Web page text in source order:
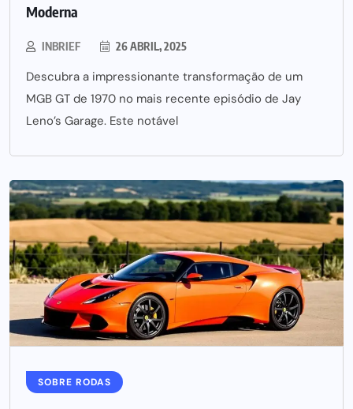
Moderna
INBRIEF 26 ABRIL, 2025
Descubra a impressionante transformação de um
MGB GT de 1970 no mais recente episódio de Jay
Leno’s Garage. Este notável
SOBRE RODAS